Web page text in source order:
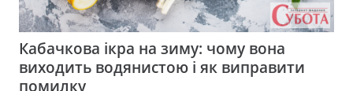
Кабачкова ікра на зиму: чому вона
виходить водянистою і як виправити
помилку